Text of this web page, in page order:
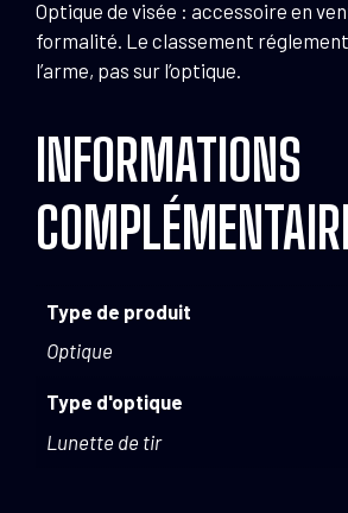
Optique de visée : accessoire en
formalité. Le classement
l’arme, pas sur l’optique.
INFORMATIONS
Type de produit
Optique
Type d'optique
Lunette de tir